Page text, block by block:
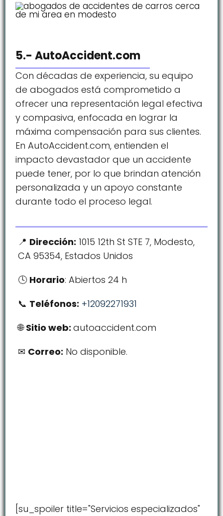
5.- AutoAccident.com
Con décadas de experiencia, su equipo
de abogados está comprometido a
ofrecer una representación legal efectiva
y compasiva, enfocada en lograr la
máxima compensación para sus clientes.
En AutoAccident.com, entienden el
impacto devastador que un accidente
puede tener, por lo que brindan atención
personalizada y un apoyo constante
durante todo el proceso legal.
Dirección: 1015 12th St STE 7, Modesto,
CA 95354, Estados Unidos
Horario: Abiertos 24 h
Teléfonos: +12092271931
Sitio web:autoaccident.com
Correo: No disponible.
[su_spoiler title="Servicios especializados"